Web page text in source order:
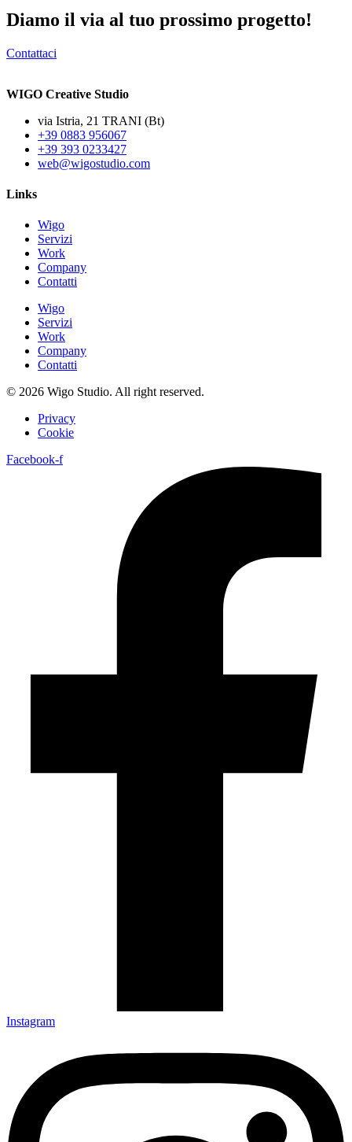
Diamo il via al tuo prossimo progetto!
Contattaci
WIGO Creative Studio
via Istria, 21 TRANI (Bt)
+39 0883 956067
+39 393 0233427
web@wigostudio.com
Links
Wigo
Servizi
Work
Company
Contatti
Wigo
Servizi
Work
Company
Contatti
© 2026 Wigo Studio. All right reserved.
Privacy
Cookie
Facebook-f
Instagram